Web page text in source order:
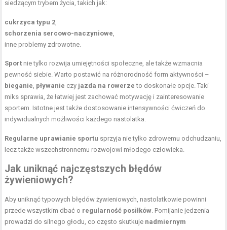
siedzącym trybem życia, takich jak:
cukrzyca typu 2
schorzenia sercowo-naczyniowe
inne problemy zdrowotne.
Sport nie tylko rozwija umiejętności społeczne, ale także wzmacnia
pewność siebie. Warto postawić na różnorodność form aktywności –
bieganie pływanie czy jazda na rowerze to doskonałe opcje. Taki
miks sprawia, że łatwiej jest zachować motywację i zainteresowanie
sportem. Istotne jest także dostosowanie intensywności ćwiczeń do
indywidualnych możliwości każdego nastolatka.
Regularne uprawianie sportu sprzyja nie tylko zdrowemu odchudzaniu,
lecz także wszechstronnemu rozwojowi młodego człowieka.
Jak uniknąć najczęstszych błędów
żywieniowych?
Aby uniknąć typowych błędów żywieniowych, nastolatkowie powinni
przede wszystkim dbać o regularność posiłków . Pomijanie jedzenia
prowadzi do silnego głodu, co często skutkuje nadmiernym